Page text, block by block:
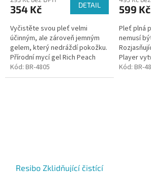
354 Kč DETAIL
Vyčistěte svou pleť velmi
účinným, ale zároveň jemným
gelem, který nedráždí pokožku.
Přírodní mycí gel Rich Peach
můžete použít k čištění pleti
ráno i večer. Díky dokonalému...
Kód: BR-4805
599 Kč
Pleť plná
nemusí
Player
jemný
Kód: BR-
Resibo Zklidňující čistící